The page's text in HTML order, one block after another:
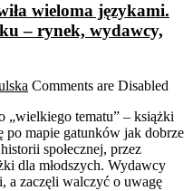
wieloma językami.
– rynek, wydawcy,
Comments are Disabled
„wielkiego tematu” – książki
po mapie gatunków jak dobrze
społecznej, przez
dla młodszych. Wydawcy
a zaczęli walczyć o uwagę